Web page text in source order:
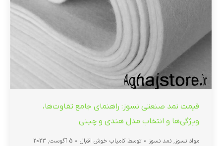
قیمت نمد صنعتی نسوز: راهنمای جامع تفاوت‌ها،
ویژگی‌ها و انتخاب مدل هندی و چینی
مواد نسوز, نمد نسوز توسط کامیاب خوش اقبال 5 آگوست, 2023